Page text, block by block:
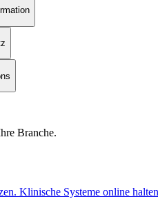
Branche.
Klinische Systeme online